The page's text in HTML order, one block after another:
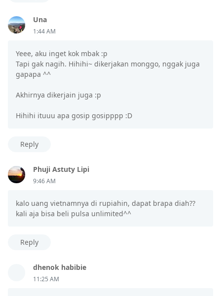
Una
1:44 AM
Yeee, aku inget kok mbak :p
Tapi gak nagih. Hihihi~ dikerjakan monggo, nggak juga
gapapa ^^
Akhirnya dikerjain juga :p
Hihihi ituuu apa gosip gosipppp :D
Reply
Phuji Astuty Lipi
9:46 AM
kalo uang vietnamnya di rupiahin, dapat brapa diah??
kali aja bisa beli pulsa unlimited^^
Reply
dhenok habibie
11:25 AM